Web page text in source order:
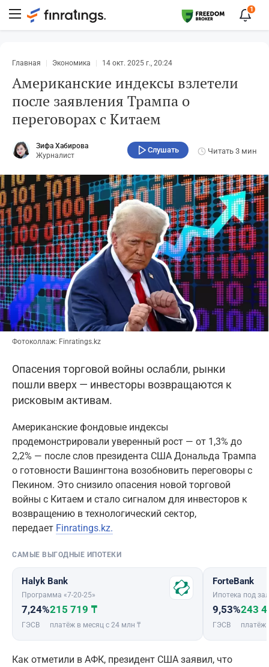
1
Главная Экономика 14 окт. 2025 г., 20:24
Американские индексы взлетели
после заявления Трампа о
переговорах с Китаем
Зифа Хабирова
Журналист
Слушать Читать 3 мин
Фотоколлаж: Finratings.kz
Опасения торговой войны ослабли, рынки
пошли вверх — инвесторы возвращаются к
рисковым активам.
Американские фондовые индексы
продемонстрировали уверенный рост — от 1,3% до
2,2% — после слов президента США Дональда Трампа
о готовности Вашингтона возобновить переговоры с
Пекином. Это снизило опасения новой торговой
войны с Китаем и стало сигналом для инвесторов к
возвращению в технологический сектор,
передает Finratings.kz.
САМЫЕ ВЫГОДНЫЕ ИПОТЕКИ
Halyk Bank
Программа «7-20-25»
7,24%
ГЭСВ
215 719 ₸
платёж в месяц с 24 млн ₸
ForteBank
Ипотека под
9,53%
ГЭСВ
243
платёж
Как отметили в АФК, президент США заявил, что